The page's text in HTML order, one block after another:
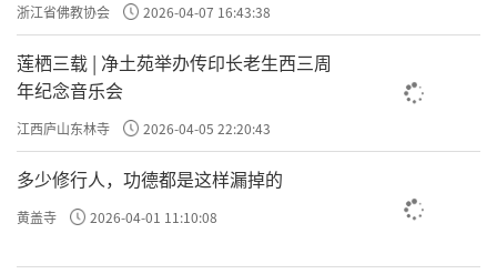
浙江省佛教协会 2026-04-07 16:43:38
莲栖三载 | 净土苑举办传印长老生西三周
年纪念音乐会
江西庐山东林寺 2026-04-05 22:20:43
多少修行人，功德都是这样漏掉的
黄盖寺 2026-04-01 11:10:08